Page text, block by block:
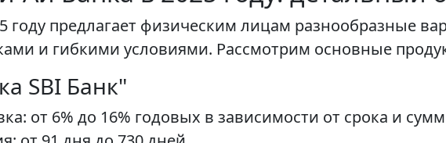
году предлагает физическим лицам разнообразные
и гибкими условиями. Рассмотрим основные
SBI Банк"
от 6% до 16% годовых в зависимости от срока и